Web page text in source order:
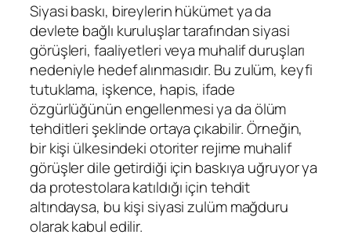
Siyasi baskı, bireylerin hükümet ya da
devlete bağlı kuruluşlar tarafından siyasi
görüşleri, faaliyetleri veya muhalif duruşları
nedeniyle hedef alınmasıdır. Bu zulüm, keyfi
tutuklama, işkence, hapis, ifade
özgürlüğünün engellenmesi ya da ölüm
tehditleri şeklinde ortaya çıkabilir. Örneğin,
bir kişi ülkesindeki otoriter rejime muhalif
görüşler dile getirdiği için baskıya uğruyor ya
da protestolara katıldığı için tehdit
altındaysa, bu kişi siyasi zulüm mağduru
olarak kabul edilir.